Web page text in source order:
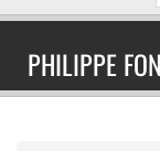
PHILIPPE